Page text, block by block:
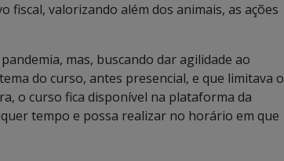
valorizando além dos animais, as ações
mas, buscando dar agilidade ao
do curso, antes presencial, e que limitava o
o curso fica disponível na plataforma da
tempo e possa realizar no horário em que